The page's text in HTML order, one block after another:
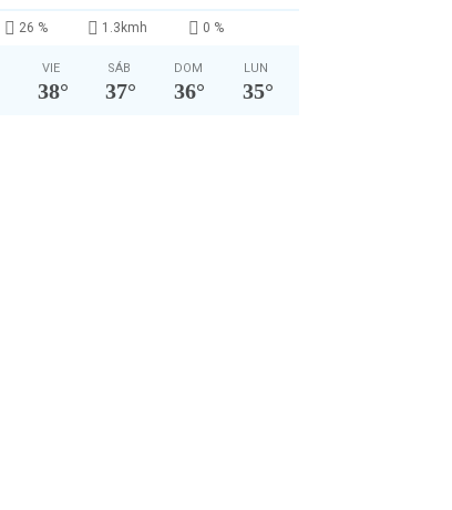
26 % 1.3kmh 0 %
VIE
38°
SÁB
37°
DOM
36°
LUN
35°